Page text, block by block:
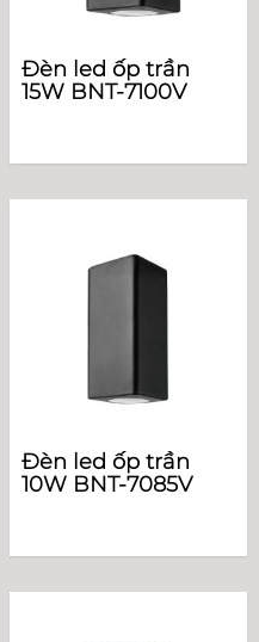
Đèn led ốp trần
15W BNT-7100V
Đèn led ốp trần
10W BNT-7085V